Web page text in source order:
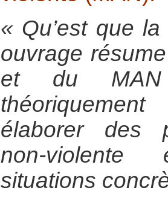
« Qu’est que
ouvrage
et du
élaborer des
non-
situations